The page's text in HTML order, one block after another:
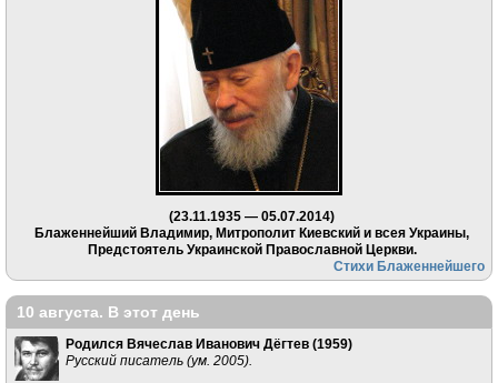
(23.11.1935 — 05.07.2014)
Блаженнейший Владимир, Митрополит Киевский и всея Украины,
Предстоятель Украинской Православной Церкви.
Стихи Блаженнейшего
10 августа. В этот день
Родился Вячеслав Иванович Дёгтев (1959)
Русский писатель (ум. 2005).